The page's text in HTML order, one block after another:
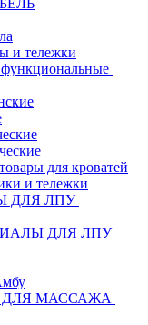
и тележки
для кроватей
и тележки
ДЛЯ ЛПУ
ДЛЯ ЛПУ
МАССАЖА